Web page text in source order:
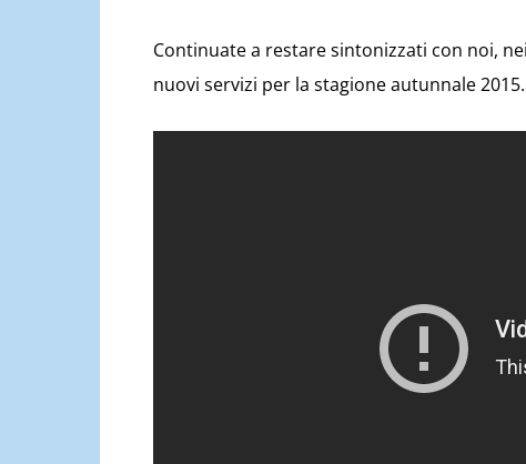
Continuate a restare sintonizzati con noi,
nuovi servizi per la stagione autunnale